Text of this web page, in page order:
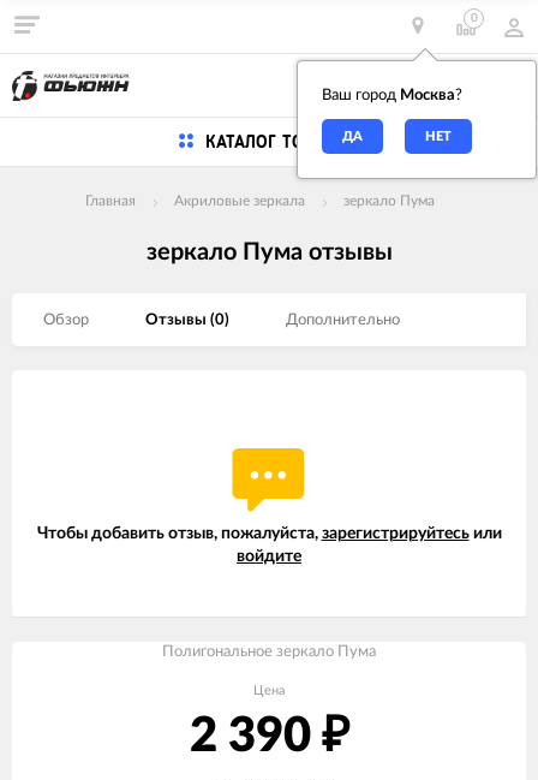
Ваш город Москва?
0
КАТАЛОГ ТОВАРОВ
Главная Акриловые зеркала зеркало Пума
зеркало Пума отзывы
Обзор Отзывы (0) Дополнительно
Чтобы добавить отзыв, пожалуйста, зарегистрируйтесьили
войдите
Полигональное зеркало Пума
Цена
2 390 ₽